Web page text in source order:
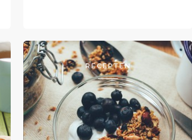
RECEPTEN